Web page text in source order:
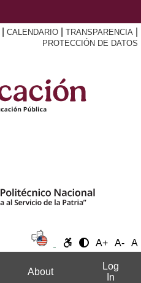
CALENDARIO TRANSPARENCIA
PROTECCIÓN DE DATOS
A+ A- A
About
Log
In